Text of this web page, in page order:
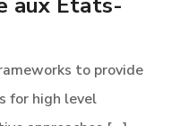
to provide
for high level